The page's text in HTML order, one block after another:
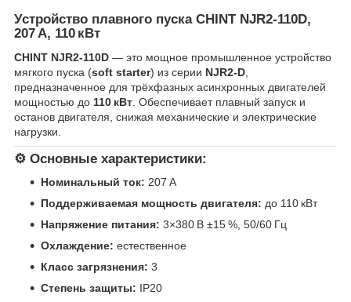
Устройство плавного пуска CHINT NJR2‑110D,
207 A, 110 кВт
CHINT NJR2‑110D — это мощное промышленное устройство
мягкого пуска (soft starter) из серии NJR2‑D
предназначенное для трёхфазных асинхронных двигателей
мощностью до 110 кВт . Обеспечивает плавный запуск и
останов двигателя, снижая механические и электрические
нагрузки.
⚙️ Основные характеристики:
Номинальный ток: 207 A
Поддерживаемая мощность двигателя: до 110 кВт
Напряжение питания: 3×380 В ±15 %, 50/60 Гц
Охлаждение: естественное
Класс загрязнения: 3
Степень защиты: IP20